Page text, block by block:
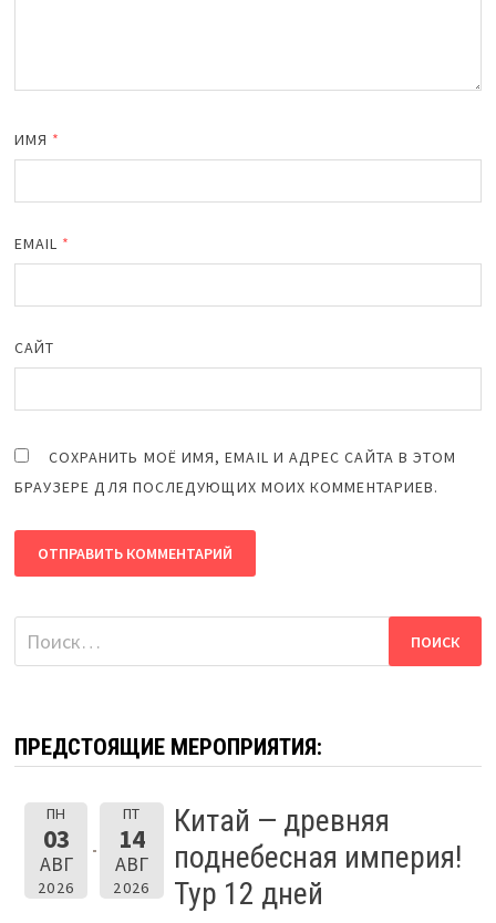
ИМЯ *
EMAIL *
САЙТ
СОХРАНИТЬ МОЁ ИМЯ, EMAIL И АДРЕС САЙТА В ЭТОМ
БРАУЗЕРЕ ДЛЯ ПОСЛЕДУЮЩИХ МОИХ КОММЕНТАРИЕВ.
Найти:
ПРЕДСТОЯЩИЕ МЕРОПРИЯТИЯ:
ПН
03
АВГ
2026
ПТ
14
АВГ
2026
Китай — древняя
поднебесная империя!
Тур 12 дней